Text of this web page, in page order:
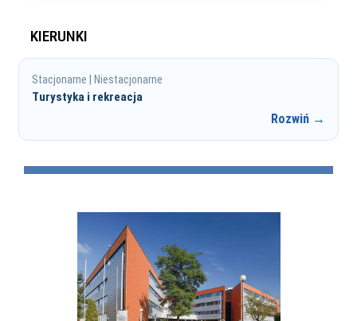
KIERUNKI
Stacjonarne | Niestacjonarne
Turystyka i rekreacja
Rozwiń →